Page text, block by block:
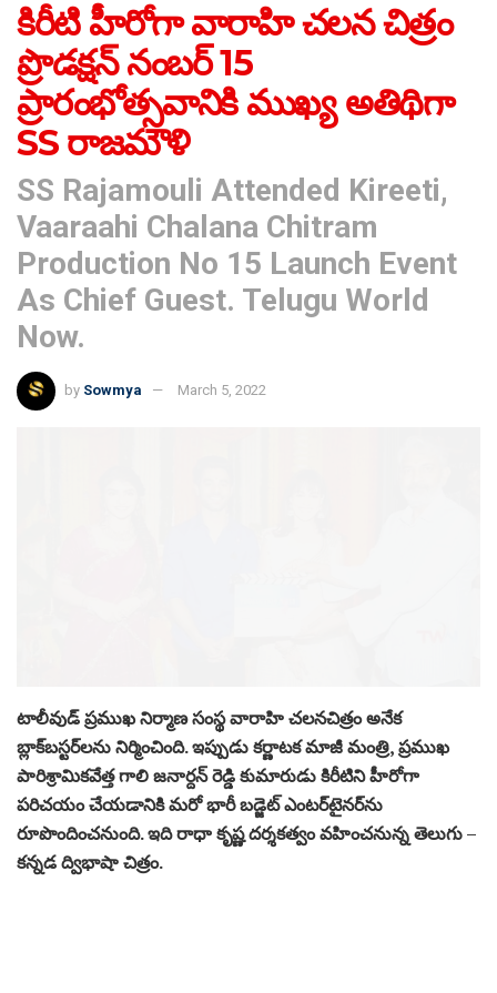
కిరీటి హీరోగా వారాహి చలన చిత్రం
ప్రొడక్షన్ నంబర్ 15
ప్రారంభోత్సవానికి ముఖ్య అతిథిగా
SS రాజమౌళి
SS Rajamouli Attended Kireeti,
Vaaraahi Chalana Chitram
Production No 15 Launch Event
As Chief Guest. Telugu World
Now.
by Sowmya March 5, 2022
టాలీవుడ్ ప్రముఖ నిర్మాణ సంస్థ వారాహి చలనచిత్రం అనేక
బ్లాక్‌బస్టర్‌లను నిర్మించింది. ఇప్పుడు కర్ణాటక మాజీ మంత్రి, ప్రముఖ
పారిశ్రామికవేత్త గాలి జనార్దన్ రెడ్డి కుమారుడు కిరీటిని హీరోగా
పరిచయం చేయడానికి మరో భారీ బడ్జెట్ ఎంటర్‌టైనర్‌ను
రూపొందించనుంది. ఇది రాధా కృష్ణ దర్శకత్వం వహించనున్న తెలుగు –
కన్నడ ద్విభాషా చిత్రం.